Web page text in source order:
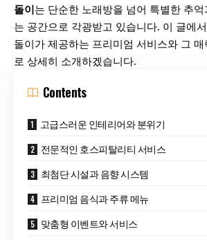
돌이는 단순한 노래방을 넘어 특별한 추
는 공간으로 각광받고 있습니다. 이 글에
돌이가 제공하는 프리미엄 서비스와 그
로 상세히 소개하겠습니다.
Contents
고급스러운 인테리어와 분위기
전문적인 호스피탈리티 서비스
최첨단 시설과 음향 시스템
프리미엄 음식과 주류 메뉴
맞춤형 이벤트와 서비스